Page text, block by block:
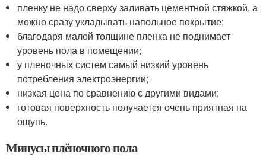
пленку не надо сверху заливать цементной стяжкой, а
можно сразу укладывать напольное покрытие;
благодаря малой толщине пленка не поднимает
уровень пола в помещении;
у пленочных систем самый низкий уровень
потребления электроэнергии;
низкая цена по сравнению с другими видами;
готовая поверхность получается очень приятная на
ощупь.
Минусы плёночного пола